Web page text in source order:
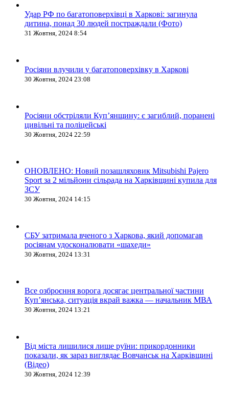
Удар РФ по багатоповерхівці в Харкові: загинула
дитина, понад 30 людей постраждали (Фото)
31 Жовтня, 2024 8:54
Росіяни влучили у багатоповерхівку в Харкові
30 Жовтня, 2024 23:08
Росіяни обстріляли Купʼянщину: є загиблий, поранені
цивільні та поліцейські
30 Жовтня, 2024 22:59
ОНОВЛЕНО: Новий позашляховик Mitsubishi Pajero
Sport за 2 мільйони сільрада на Харківщині купила для
ЗСУ
30 Жовтня, 2024 14:15
СБУ затримала вченого з Харкова, який допомагав
росіянам удосконалювати «шахеди»
30 Жовтня, 2024 13:31
Все озброєння ворога досягає центральної частини
Куп’янська, ситуація вкрай важка — начальник МВА
30 Жовтня, 2024 13:21
Від міста лишилися лише руїни: прикордонники
показали, як зараз виглядає Вовчанськ на Харківщині
(Відео)
30 Жовтня, 2024 12:39